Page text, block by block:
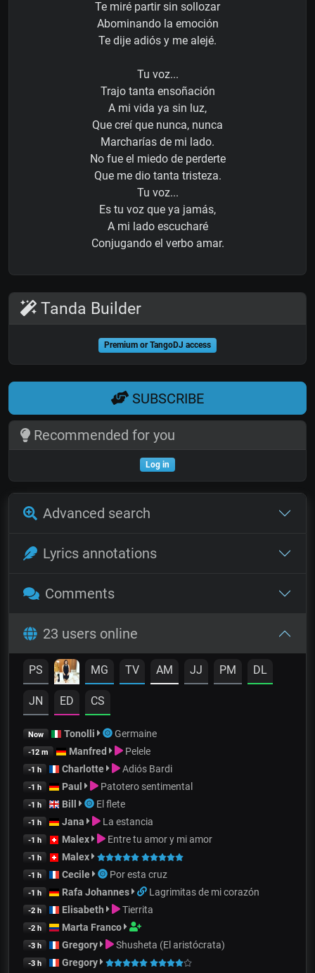
Te miré partir sin sollozar
Abominando la emoción
Te dije adiós y me alejé.
Tu voz...
Trajo tanta ensoñación
A mi vida ya sin luz,
Que creí que nunca, nunca
Marcharías de mi lado.
No fue el miedo de perderte
Que me dio tanta tristeza.
Tu voz...
Es tu voz que ya jamás,
A mi lado escucharé
Conjugando el verbo amar.
Tanda Builder
Premium or TangoDJ access
SUBSCRIBE
Recommended for you
Log in
Advanced search
Lyrics annotations
Comments
23 users online
PS MG TV AM JJ PM DL
JN ED CS
Now Tonolli Germaine
-12 m Manfred Pelele
-1 h Charlotte Adiós Bardi
-1 h Paul Patotero sentimental
-1 h Bill El flete
-1 h Jana La estancia
-1 h Malex Entre tu amor y mi amor
-1 h Malex
-1 h Cecile Por esta cruz
-1 h Rafa Johannes Lagrimitas de mi corazón
-2 h Elisabeth Tierrita
-2 h Marta Franco
-3 h Gregory Shusheta (El aristócrata)
-3 h Gregory